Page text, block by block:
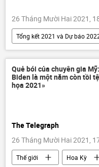
26 Tháng Mười Hai 2021,
Tổng kết 2021 và Dự báo
Thể thao
Châu Âu
Quẻ bói của chuyên gia
Biden là một năm còn tồi
họa 2021»
The Telegraph
26 Tháng Mười Hai 2021,
Thế giới Hoa Kỳ